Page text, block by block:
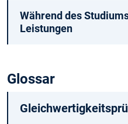
Während des
Leistungen
Glossar